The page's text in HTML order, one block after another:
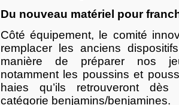
Du nouveau matériel pour
Côté équipement, le comité
remplacer les anciens
manière de préparer nos
notamment les poussins et
haies qu’ils retrouveront
catégorie benjamins/benjamines.